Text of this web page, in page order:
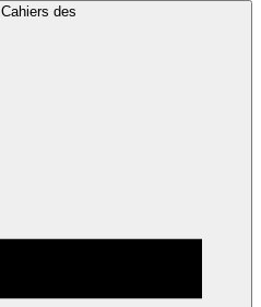
Cahiers des